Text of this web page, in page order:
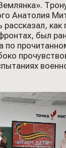
Анатолия
рассказал, как
был
по